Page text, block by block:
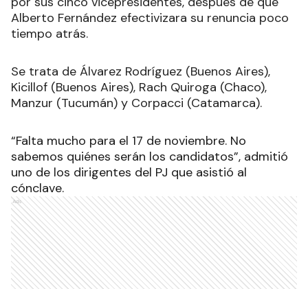
Alberto Fernández efectivizara su renuncia poco
tiempo atrás.
Se trata de Álvarez Rodríguez (Buenos Aires),
Kicillof (Buenos Aires), Rach Quiroga (Chaco),
Manzur (Tucumán) y Corpacci (Catamarca).
“Falta mucho para el 17 de noviembre. No
sabemos quiénes serán los candidatos”, admitió
uno de los dirigentes del PJ que asistió al
cónclave.
Ads